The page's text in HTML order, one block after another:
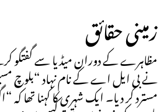
زمینی حقائق
مظاہرے کے دوران میڈیا سے گفتگو
نے بی ایل اے کے نام نہاد “بلوچ
مسترد کر دیا۔ ایک شہری کا کہنا تھا کہ